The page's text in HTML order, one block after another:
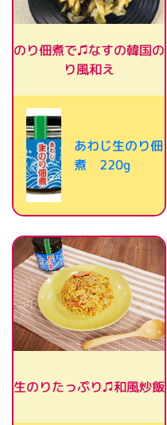
のり佃煮で♫なすの韓国の
り風和え
あわじ生のり佃
煮 220g
生のりたっぷり♫和風炒飯